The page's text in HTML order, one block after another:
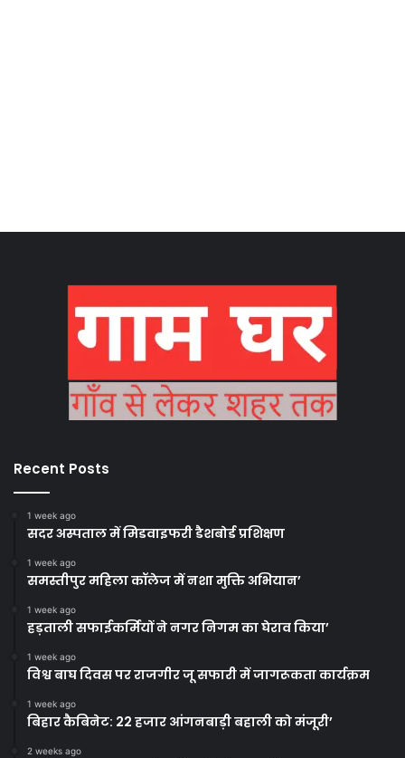
Recent Posts
1 week ago
सदर अस्पताल में मिडवाइफरी डैशबोर्ड प्रशिक्षण
1 week ago
समस्तीपुर महिला कॉलेज में नशा मुक्ति अभियान’
1 week ago
हड़ताली सफाईकर्मियों ने नगर निगम का घेराव किया’
1 week ago
विश्व बाघ दिवस पर राजगीर जू सफारी में जागरूकता कार्यक्रम
1 week ago
बिहार कैबिनेट: 22 हजार आंगनबाड़ी बहाली को मंजूरी’
2 weeks ago